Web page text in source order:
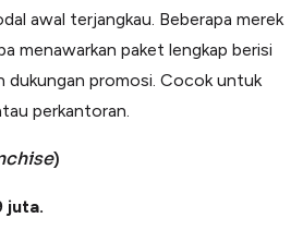
awal terjangkau. Beberapa merek
menawarkan paket lengkap berisi
dukungan promosi. Cocok untuk
perkantoran.
)
juta.